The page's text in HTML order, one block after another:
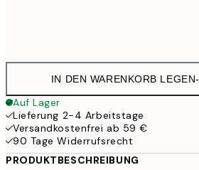
IN DEN WARENKORB LEGEN-
Auf Lager
Lieferung 2-4 Arbeitstage
Versandkostenfrei ab 59 €
90 Tage Widerrufsrecht
PRODUKTBESCHREIBUNG